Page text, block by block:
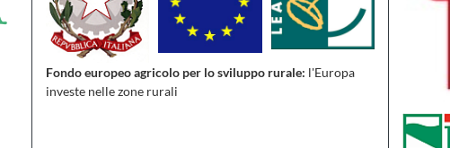
Fondo europeo agricolo per lo sviluppo rurale: l'Europa
investe nelle zone rurali